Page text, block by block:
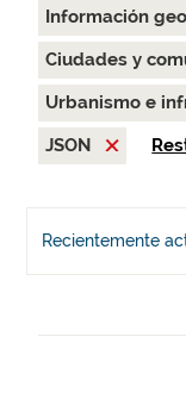
Información
Ciudades y
Urbanismo e
JSON
Recientemente